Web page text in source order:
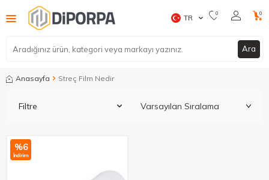
Ara
TR 0 0
Anasayfa Streç Film Nedir
Filtre
%6
İndirim